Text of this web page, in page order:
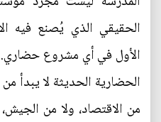
الحقيقي الذي يُصنع فيه
الأول في أي مشروع حضاري.
الحضارية الحديثة لا يبدأ من
من الاقتصاد، ولا من